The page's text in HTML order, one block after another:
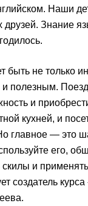
Наши
друзей. Знание
быть не только
и полезным.
и
кухней, и
главное — это
его,
и
создатель